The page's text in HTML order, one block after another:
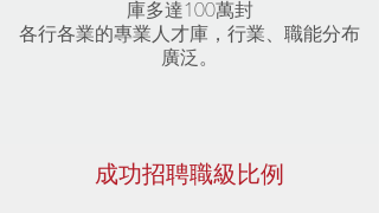
庫多達100萬封
各行各業的專業人才庫，行業、職能分布
廣泛。
成功招聘職級比例